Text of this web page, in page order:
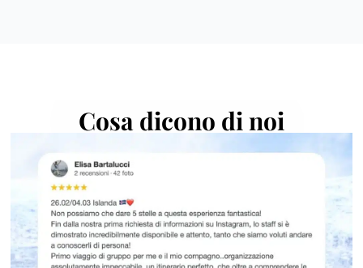
Cosa dicono di noi